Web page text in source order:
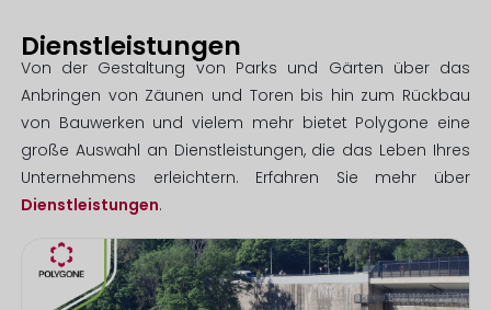
Dienstleistungen
Von der Gestaltung von Parks und Gärten über das
Anbringen von Zäunen und Toren bis hin zum Rückbau
von Bauwerken und vielem mehr bietet Polygone eine
große Auswahl an Dienstleistungen, die das Leben Ihres
Unternehmens erleichtern. Erfahren Sie mehr über
Dienstleistungen.